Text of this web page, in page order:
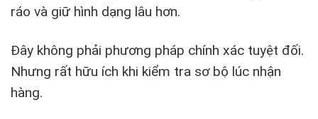
ráo và giữ hình dạng lâu hơn.
Đây không phải phương pháp chính xác tuyệt đối.
Nhưng rất hữu ích khi kiểm tra sơ bộ lúc nhận
hàng.